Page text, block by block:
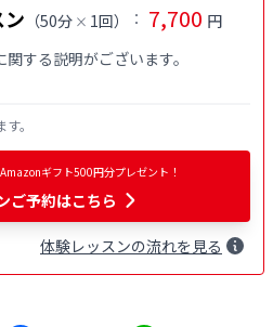
（50分 × 1回） ： 7,700 円
する説明がございます。
。
ギフト500円分プレゼント！
ご予約はこちら
体験レッスンの流れを見る